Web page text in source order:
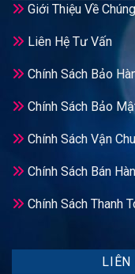
Giới Thiệu Về
Liên Hệ Tư Vấn
Chính Sách Bảo
Chính Sách Bảo
Chính Sách Vận
Chính Sách Bán
Chính Sách Thanh
LIÊN